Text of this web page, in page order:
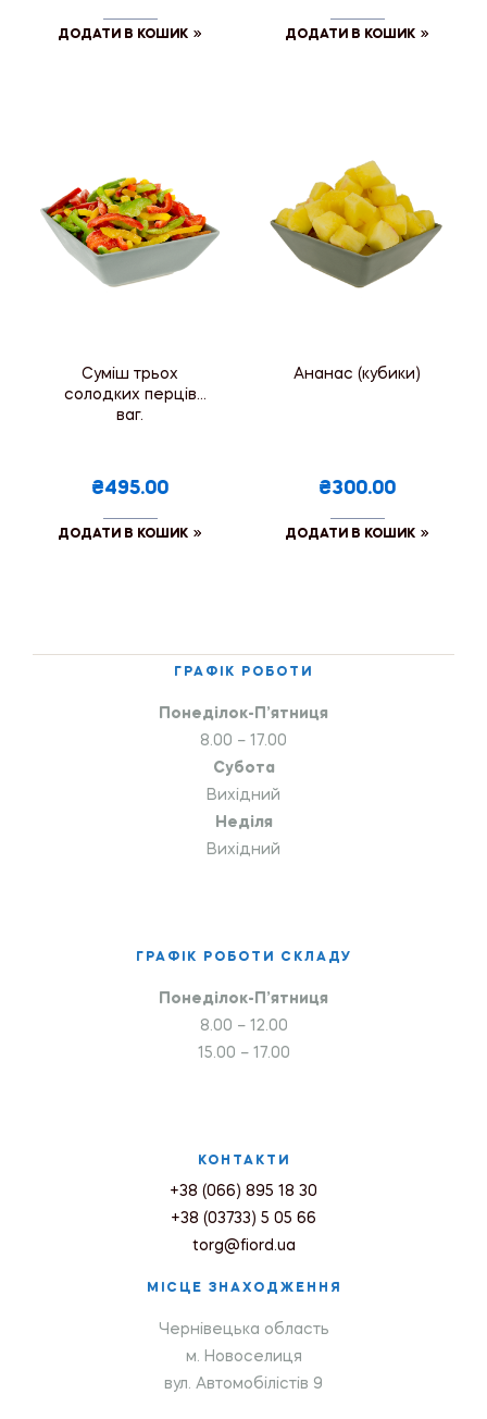
ДОДАТИ В КОШИК ДОДАТИ В КОШИК
Суміш трьох
солодких перців
ваг.
₴495.00
ДОДАТИ В КОШИК
Ананас (кубики)
₴300.00
ДОДАТИ В КОШИК
ГРАФІК РОБОТИ
Понеділок-П’ятниця
8.00 – 17.00
Субота
Вихідний
Неділя
Вихідний
ГРАФІК РОБОТИ СКЛАДУ
Понеділок-П’ятниця
8.00 – 12.00
15.00 – 17.00
КОНТАКТИ
+38 (066) 895 18 30
+38 (03733) 5 05 66
torg@fiord.ua
МІСЦЕ ЗНАХОДЖЕННЯ
Чернівецька область
м. Новоселиця
вул. Автомобілістів 9